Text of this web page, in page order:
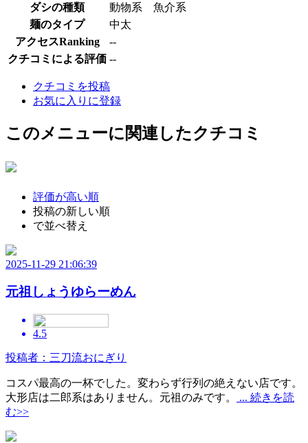
ダシの種類
動物系 魚介系
麺のタイプ
中太
アクセスRanking
--
クチコミによる評価 --
クチコミを投稿
お気に入りに登録
このメニューに関連したクチコミ
評価が高い順
投稿の新しい順
で並べ替え
2025-11-29 21:06:39
元祖しょうゆらーめん
4.5
投稿者：三刀流おにぎり
コスパ最高の一杯でした。変わらず行列の絶えない店です。
大形店は二郎系はありません。元祖のみです。
... 続きを読
む>>